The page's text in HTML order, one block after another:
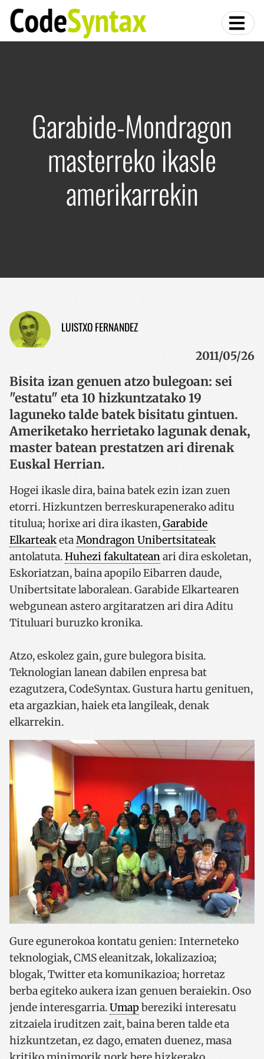
Garabide-Mondragon
masterreko ikasle
amerikarrekin
LUISTXO FERNANDEZ
2011/05/26
Bisita izan genuen atzo bulegoan: sei
"estatu" eta 10 hizkuntzatako 19
laguneko talde batek bisitatu gintuen.
Ameriketako herrietako lagunak denak,
master batean prestatzen ari direnak
Euskal Herrian.
Hogei ikasle dira, baina batek ezin izan zuen
etorri. Hizkuntzen berreskurapenerako aditu
titulua; horixe ari dira ikasten,Garabide
ElkarteaketaMondragon Unibertsitateak
antolatuta.Huhezi fakultateanari dira eskoletan,
Eskoriatzan, baina apopilo Eibarren daude,
Unibertsitate laboralean. Garabide Elkartearen
webgunean astero argitaratzen ari dira Aditu
Tituluari buruzko kronika.
Atzo, eskolez gain, gure bulegora bisita.
Teknologian lanean dabilen enpresa bat
ezagutzera, CodeSyntax. Gustura hartu genituen,
eta argazkian, haiek eta langileak, denak
elkarrekin.
Gure egunerokoa kontatu genien: Interneteko
teknologiak, CMS eleanitzak, lokalizazioa;
blogak, Twitter eta komunikazioa; horretaz
berba egiteko aukera izan genuen beraiekin. Oso
jende interesgarria.Umapbereziki interesatu
zitzaiela iruditzen zait, baina beren talde eta
hizkuntzetan, ez dago, ematen duenez, masa